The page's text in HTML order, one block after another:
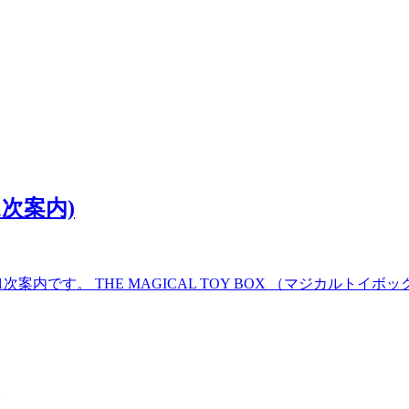
案内)
案内です。 THE MAGICAL TOY BOX （マジカルトイボッ